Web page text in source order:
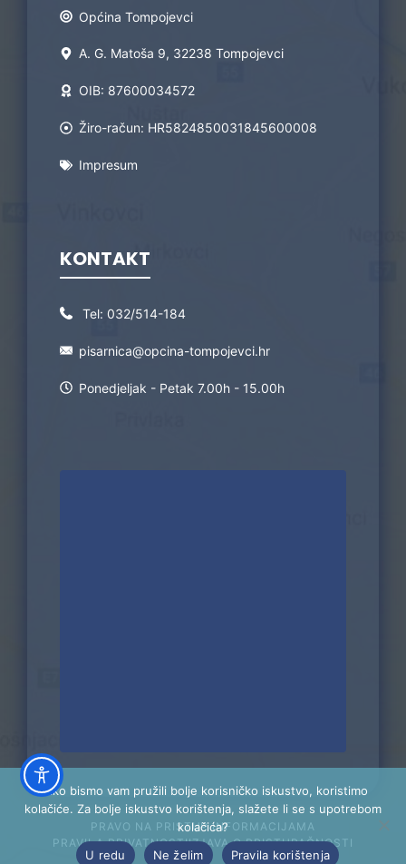
Općina Tompojevci
A. G. Matoša 9, 32238 Tompojevci
OIB: 87600034572
Žiro-račun: HR5824850031845600008
Impresum
KONTAKT
Tel: 032/514-184
pisarnica@opcina-tompojevci.hr
Ponedjeljak - Petak 7.00h - 15.00h
PRAVO NA PRISTUP INFORMACIJAMA
PRAVILA PRIVATNOSTIIZJAVA O PRISTUPAČNOSTI
Kako bismo vam pružili bolje korisničko iskustvo, koristimo
kolačiće. Za bolje iskustvo korištenja, slažete li se s upotrebom
kolačića?
U redu
Ne želim Pravila korištenja